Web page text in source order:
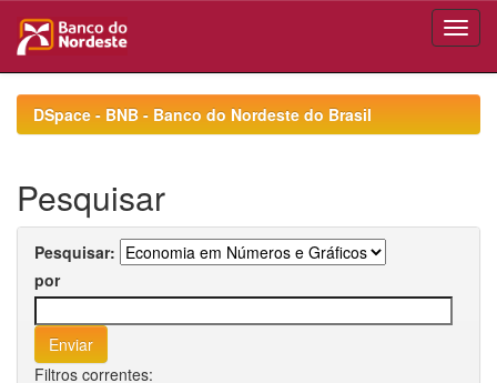
navigationDSpace - BNB - Banco do Nordeste do Brasil
Pesquisar
Pesquisar:
por
Filtros correntes: